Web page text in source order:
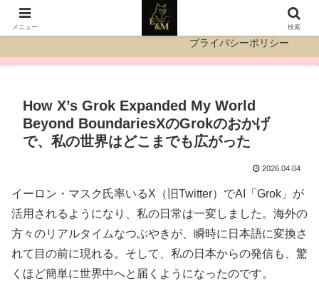
プライバシーポリシー
How X’s Grok Expanded My World
Beyond BoundariesXのGrokのおかげ
で、私の世界はどこまでも広がった
2026.04.04
イーロン・マスク氏率いるX（旧Twitter）でAI「Grok」が
活用されるようになり、私の日常は一変しました。海外の
方々のリアルタイムなつぶやきが、瞬時に日本語に変換さ
れて目の前に現れる。そして、私の日本からの発信も、驚
くほど簡単に世界中へと届くようになったのです。
メニュー 検索